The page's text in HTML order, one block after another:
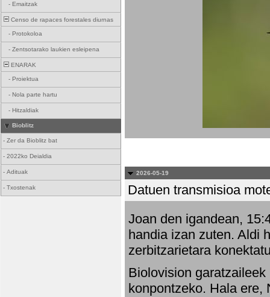
- Emaitzak
Censo de rapaces forestales diurnas
- Protokoloa
- Zentsotarako laukien esleipena
ENARAK
- Proiektua
- Nola parte hartu
- Hitzaldiak
Bioblitz
- Zer da Bioblitz bat
- 2022ko Deialdia
- Adituak
- Txostenak
2026-05-19
Datuen transmisioa
Joan den igandean,
handia izan zuten. Aldi
zerbitzarietara
Biolovision
konpontzeko. Hala ere,